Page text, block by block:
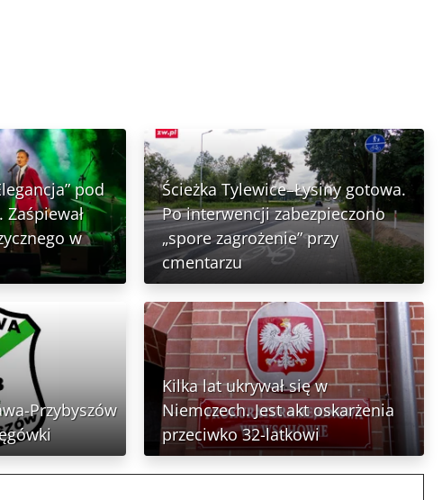
pod
Zaśpiewał
w
Ścieżka Tylewice–Łysiny gotowa.
Po interwencji zabezpieczono
„spore zagrożenie” przy
cmentarzu
Przybyszów
Kilka lat ukrywał się w
Niemczech. Jest akt oskarżenia
przeciwko 32-latkowi